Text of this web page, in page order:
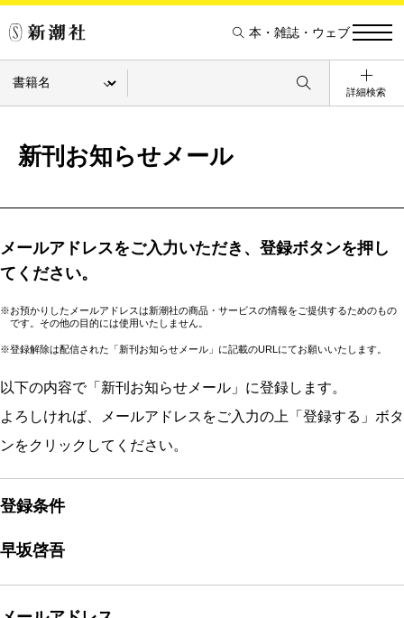
本・雑誌・ウェブ
詳細検索
新刊お知らせメール
メールアドレスをご入力いただき、登録ボタンを押し
てください。
※お預かりしたメールアドレスは新潮社の商品・サービスの情報をご提供するためのもの
です。その他の目的には使用いたしません。
※登録解除は配信された「新刊お知らせメール」に記載のURLにてお願いいたします。
以下の内容で「新刊お知らせメール」に登録します。
よろしければ、メールアドレスをご入力の上「登録する」ボタ
ンをクリックしてください。
登録条件
早坂啓吾